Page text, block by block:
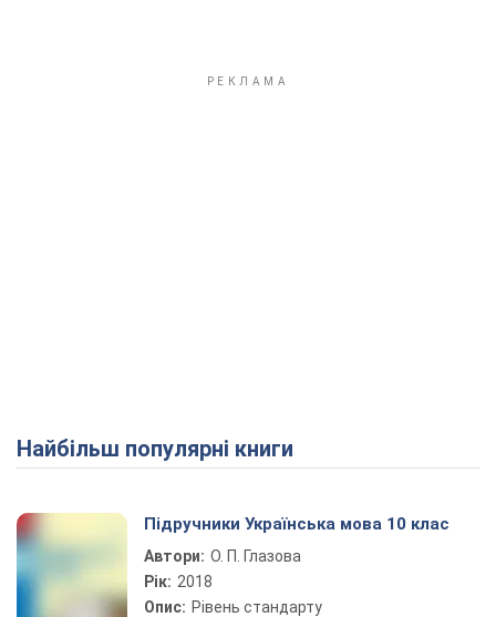
Найбільш популярні книги
Підручники Українська мова 10 клас
Автори: О. П. Глазова
Рік: 2018
Опис: Рівень стандарту